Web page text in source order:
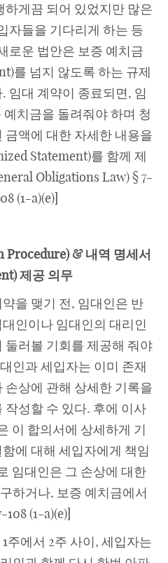
하게끔 되어 있었지만 많은
자들을 기다리게 하는 등
로운 법안은 보증 예치금
를 넘지 않도록 하는 규제
임대 계약이 종료되면, 임
치금을 돌려줘야 하며 청
금액에 대한 자세한 내용을
Statement)를 함께 제
Obligations Law) § 7-
(1-a)(e)]
Procedure) & 내역 명세서
제공 의무
을 맺기 전, 임대인은 반
인이나 임대인의 대리인
둘러볼 기회를 제공해 줘야
인과 세입자는 이미 존재
상에 관해 상세한 기록을
작성할 수 있다. 후에 이사
이 합의서에 상세하게 기
에 대해 세입자에게 책임
임대인은 그 손상에 대한
하거나, 보증 예치금에서
(1-a)(e)]
주에서 2주 사이, 세입자는